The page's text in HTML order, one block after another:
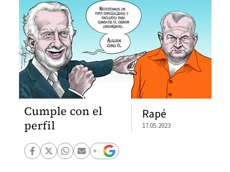
Cumple con el
perfil
Rapé
17.05.2023